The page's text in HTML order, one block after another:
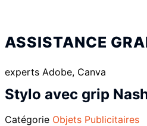
ASSISTANCE
experts Adobe, Canva
Stylo avec grip
Catégorie Objets Publicitaires